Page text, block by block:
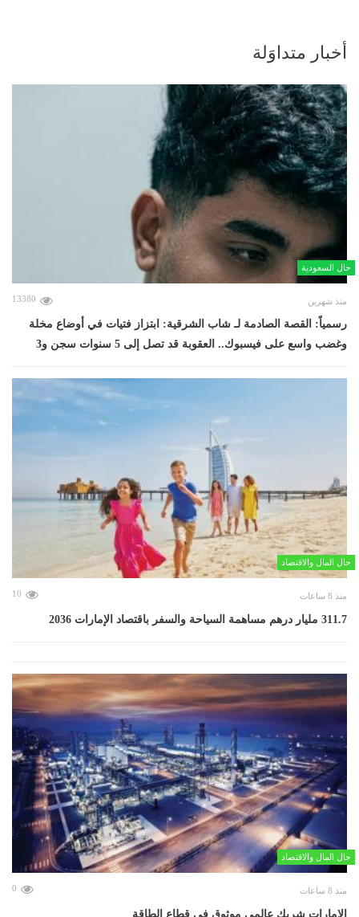
أخبار متداوَلة
حال السعودية
منذ شهرين 13380
رسمياً: القصة الصادمة لـ شاب الشرقية: ابتزاز فتيات في أوضاع مخلة
وغضب واسع على فيسبوك.. العقوبة قد تصل إلى 5 سنوات سجن و3
حال المال والاقتصاد
منذ 8 ساعات 10
311.7 مليار درهم مساهمة السياحة والسفر باقتصاد الإمارات 2036
حال المال والاقتصاد
منذ 8 ساعات 0
الإمارات شريك عالمي موثوق في قطاع الطاقة